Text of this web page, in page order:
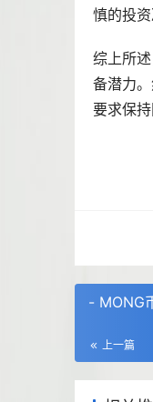
慎的投资
综上所
备潜力
要求保
- MONG
上一篇